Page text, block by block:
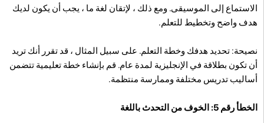
الاستماع إلى الموسيقى. ومع ذلك ، لإتقان لغة ما ، يجب أن يكون لديك
هدف واضح وتخطيط للتعلم.
نصيحة: تحديد هدفك وخطة التعلم. على سبيل المثال ، قد تقرر أنك تريد
أن تكون بطلاقة في الإنجليزية لمدة عام. قم بإنشاء خطة تعليمية تتضمن
أساليب تدريس مختلفة وممارسة منتظمة.
الخطأ رقم 5: الخوف من التحدث باللغة